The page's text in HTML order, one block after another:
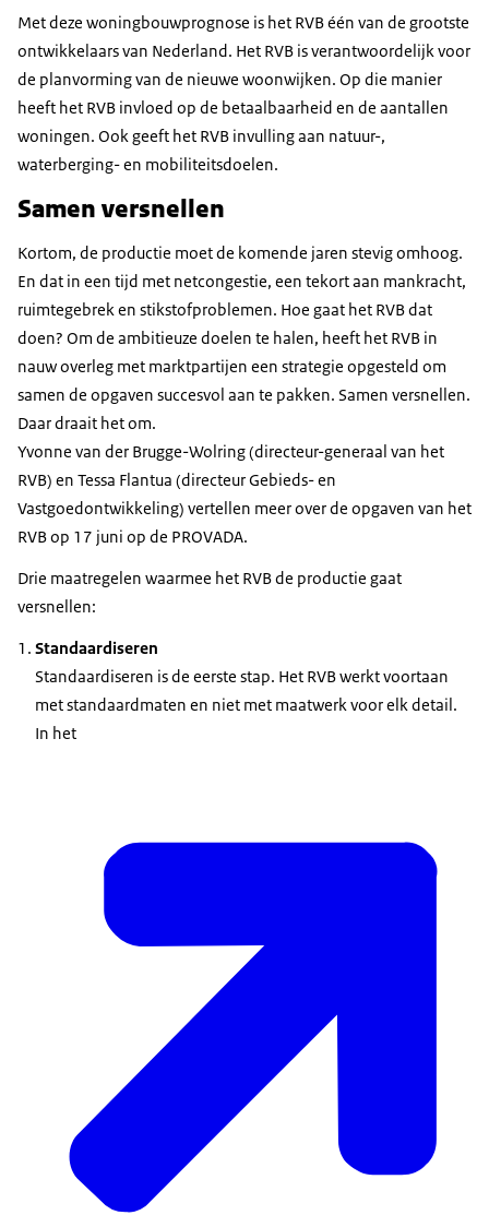
Met deze woningbouwprognose is het RVB één van de grootste
ontwikkelaars van Nederland. Het RVB is verantwoordelijk voor
de planvorming van de nieuwe woonwijken. Op die manier
heeft het RVB invloed op de betaalbaarheid en de aantallen
woningen. Ook geeft het RVB invulling aan natuur-,
waterberging- en mobiliteitsdoelen.
Samen versnellen
Kortom, de productie moet de komende jaren stevig omhoog.
En dat in een tijd met netcongestie, een tekort aan mankracht,
ruimtegebrek en stikstofproblemen. Hoe gaat het RVB dat
doen? Om de ambitieuze doelen te halen, heeft het RVB in
nauw overleg met marktpartijen een strategie opgesteld om
samen de opgaven succesvol aan te pakken. Samen versnellen.
Daar draait het om.
Yvonne van der Brugge-Wolring (directeur-generaal van het
RVB) en Tessa Flantua (directeur Gebieds- en
Vastgoedontwikkeling) vertellen meer over de opgaven van het
RVB op 17 juni op de PROVADA.
Drie maatregelen waarmee het RVB de productie gaat
versnellen:
Standaardiseren
Standaardiseren is de eerste stap. Het RVB werkt voortaan
met standaardmaten en niet met maatwerk voor elk detail.
In het